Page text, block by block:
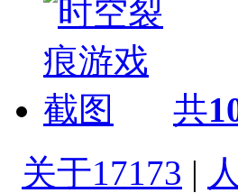
共
关于17173 |